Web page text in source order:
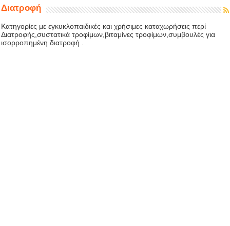
Διατροφή
Κατηγορίες με εγκυκλοπαιδικές και χρήσιμες καταχωρήσεις περί
Διατροφής,συστατικά τροφίμων,βιταμίνες τροφίμων,συμβουλές για
ισορροπημένη διατροφή .